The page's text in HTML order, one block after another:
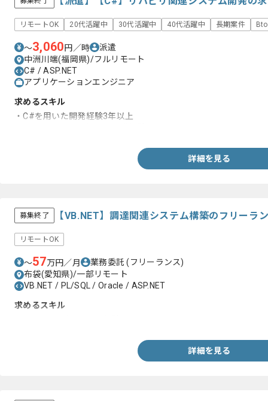
リモートOK 20代活躍中 30代活躍中 40代活躍中 長期案件
〜3,060円／時
派遣
中洲川端(福岡県)/フルリモート
C# / ASP.NET
アプリケーションエンジニア
求めるスキル
・C#を用いた開発経験3年以上
詳細を見る
募集終了 【VB.NET】調達関連システム構築のフリーラ
リモートOK
〜57万円／月 業務委託(フリーランス)
布袋(愛知県)/一部リモート
VB.NET / PL/SQL / Oracle / ASP.NET
求めるスキル
詳細を見る